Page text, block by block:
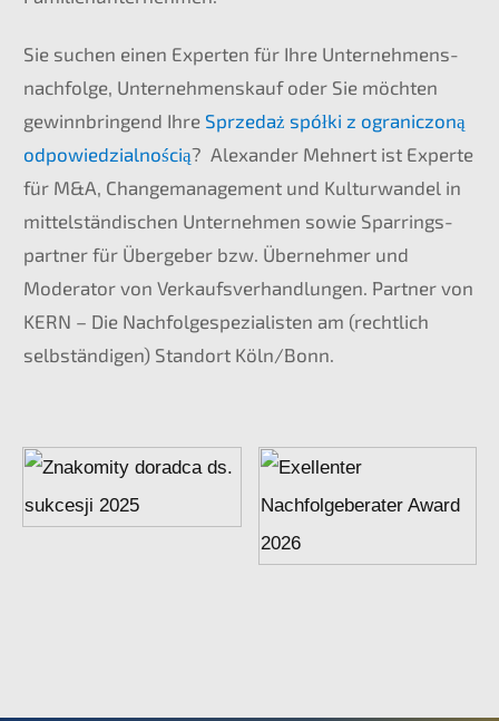
Sie suchen einen Exper­ten für Ihre Unternehmens­
nachfolge, Unter­nehmens­kauf oder Sie möchten
gewinn­brin­gend Ihre Sprze­daż spółki z ogranic­zoną
odpowied­zi­al­nością? Alexan­der Mehnert ist Exper­te
für M&A, Change­ma­nage­ment und Kultur­wan­del in
mittel­stän­di­schen Unter­neh­men sowie Sparrings­
part­ner für Überge­ber bzw. Überneh­mer und
Modera­tor von Verkaufs­ver­hand­lun­gen. Partner von
KERN – Die Nachfolge­spezialisten am (recht­lich
selbstän­di­gen) Stand­ort Köln/Bonn.